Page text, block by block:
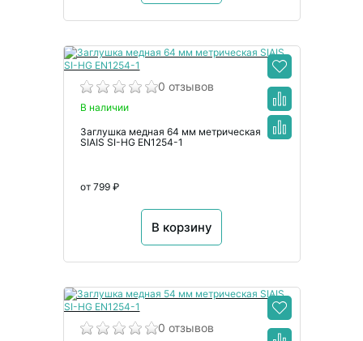
0 отзывов
В наличии
Заглушка медная 64 мм метрическая
SIAIS SI-HG EN1254-1
от 799 ₽
В корзину
0 отзывов